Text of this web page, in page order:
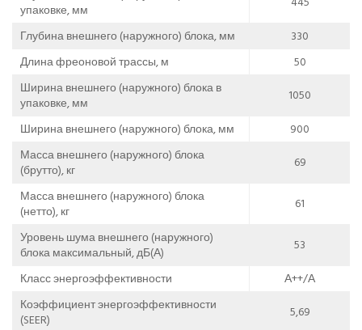
упаковке, мм
Глубина внешнего (наружного) блока, мм
330
Длина фреоновой трассы, м
50
Ширина внешнего (наружного) блока в
упаковке, мм
1050
Ширина внешнего (наружного) блока, мм
900
Масса внешнего (наружного) блока
(брутто), кг
69
Масса внешнего (наружного) блока
(нетто), кг
61
Уровень шума внешнего (наружного)
блока максимальный, дБ(А)
53
Класс энергоэффективности
А++/А
Коэффициент энергоэффективности
(SEER)
5,69